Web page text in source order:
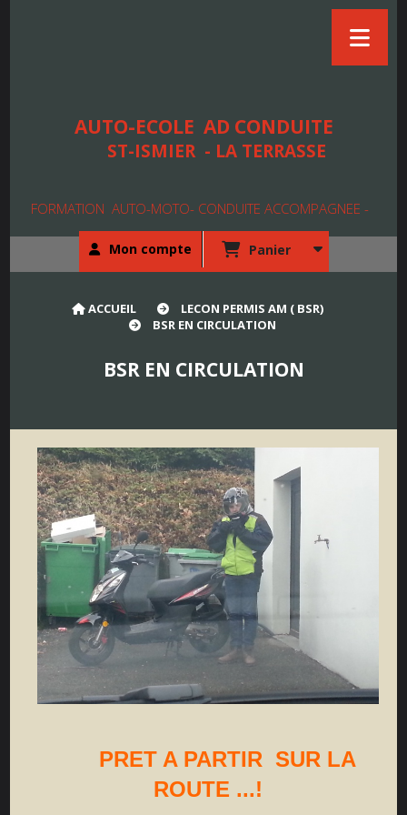
AUTO-ECOLE AD CONDUITE
ST-ISMIER - LA TERRASSE
FORMATION AUTO-MOTO- CONDUITE ACCOMPAGNEE -
Mon compte Panier
ACCUEIL
LECON PERMIS AM ( BSR)
BSR EN CIRCULATION
BSR EN CIRCULATION
PRET A PARTIR SUR LA
ROUTE ...!